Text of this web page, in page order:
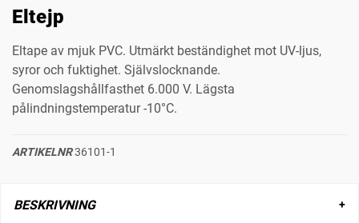
Eltejp
Eltape av mjuk PVC. Utmärkt beständighet mot UV-ljus,
syror och fuktighet. Självslocknande.
Genomslagshållfasthet 6.000 V. Lägsta
pålindningstemperatur -10°C.
ARTIKELNR36101-1
BESKRIVNING